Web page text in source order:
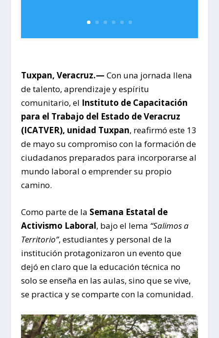
Tuxpan, Veracruz.— Con una jornada llena
de talento, aprendizaje y espíritu
comunitario, el Instituto de Capacitación
para el Trabajo del Estado de Veracruz
(ICATVER), unidad Tuxpan, reafirmó este 13
de mayo su compromiso con la formación de
ciudadanos preparados para incorporarse al
mundo laboral o emprender su propio
camino.
Como parte de la Semana Estatal de
Activismo Laboral, bajo el lema “Salimos a
Territorio”, estudiantes y personal de la
institución protagonizaron un evento que
dejó en claro que la educación técnica no
solo se enseña en las aulas, sino que se vive,
se practica y se comparte con la comunidad.